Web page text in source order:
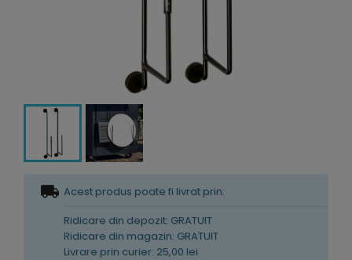
Acest produs poate fi livrat prin:
Ridicare din depozit: GRATUIT
Ridicare din magazin: GRATUIT
Livrare prin curier: 25,00 lei